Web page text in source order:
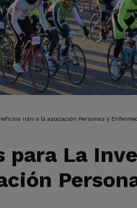
irán a la asociación Personas y
La